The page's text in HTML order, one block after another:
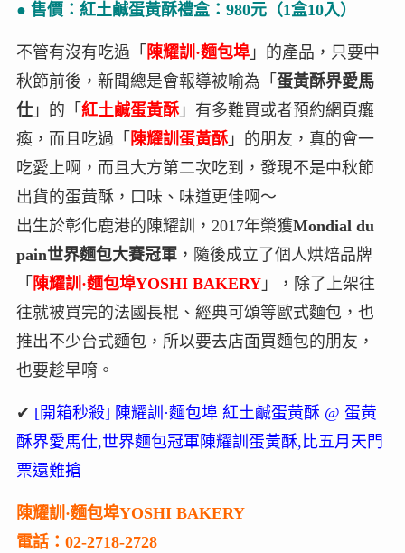
● 售價：紅土鹹蛋黃酥禮盒：980元（1盒10入）
不管有沒有吃過「 陳耀訓·麵包埠」的產品，只要中
秋節前後，新聞總是會報導被喻為「 蛋黃酥界愛馬
仕」的「 紅土鹹蛋黃酥」有多難買或者預約網頁癱
瘓，而且吃過「 陳耀訓蛋黃酥」的朋友，真的會一
吃愛上啊，而且大方第二次吃到，發現不是中秋節
出貨的蛋黃酥，口味、味道更佳啊～
出生於彰化鹿港的陳耀訓，2017年榮獲Mondial du
pain世界麵包大賽冠軍，隨後成立了個人烘焙品牌
「 陳耀訓·麵包埠YOSHI BAKERY」，除了上架往
往就被買完的法國長棍、經典可頌等歐式麵包，也
推出不少台式麵包，所以要去店面買麵包的朋友，
也要趁早唷。
✔ [開箱秒殺] 陳耀訓·麵包埠 紅土鹹蛋黃酥 @ 蛋黃
酥界愛馬仕,世界麵包冠軍陳耀訓蛋黃酥,比五月天門
票還難搶
陳耀訓·麵包埠YOSHI BAKERY
電話：02-2718-2728